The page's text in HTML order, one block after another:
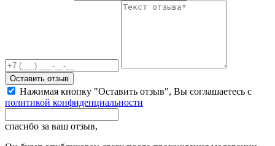
Оставить отзыв
Нажимая кнопку "Оставить отзыв", Вы соглашаетесь с
политикой конфиденциальности
спасибо за ваш отзыв,